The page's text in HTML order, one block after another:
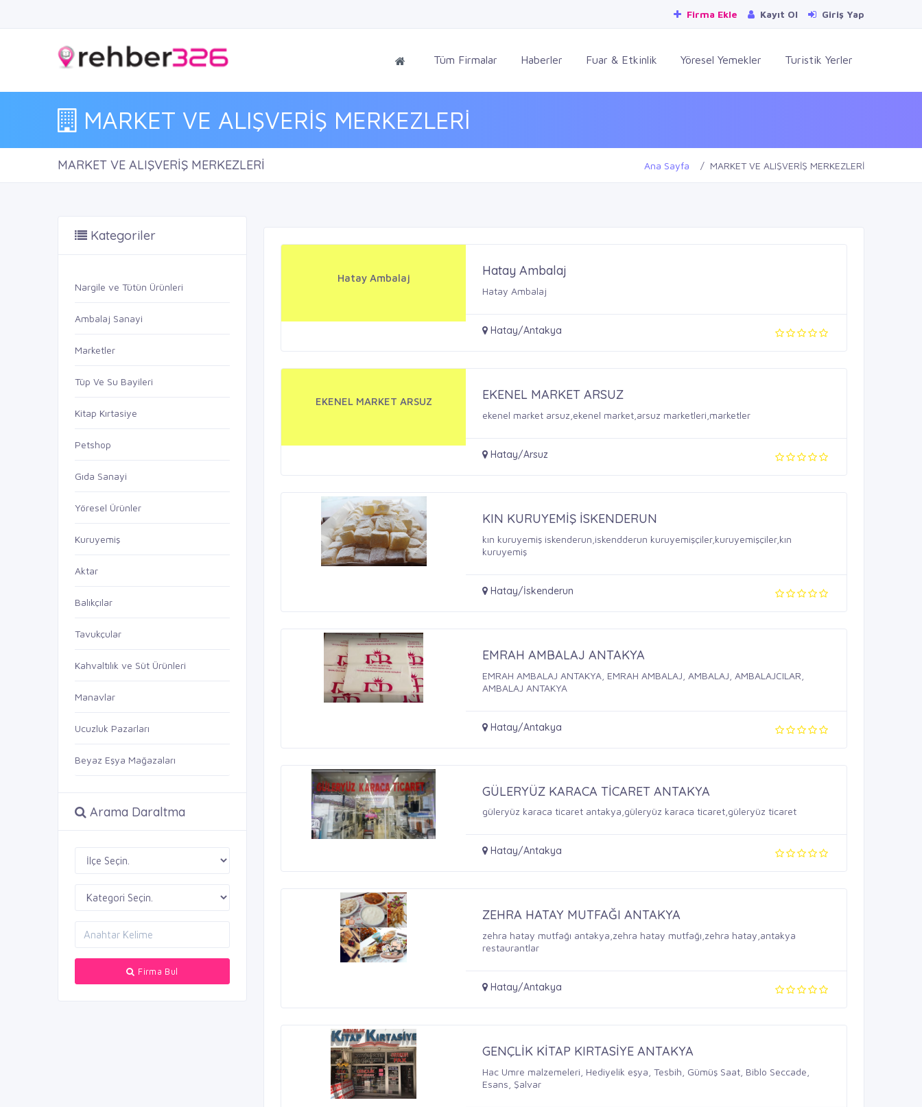
Firma Ekle Kayıt Ol Giriş Yap
Tüm Firmalar Haberler Fuar & Etkinlik Yöresel Yemekler Turistik Yerler
MARKET VE ALIŞVERİŞ MERKEZLERİ
MARKET VE ALIŞVERİŞ MERKEZLERİ Ana Sayfa MARKET VE ALIŞVERİŞ MERKEZLERİ
Kategoriler
Nargile ve Tütün Ürünleri
Ambalaj Sanayi
Marketler
Tüp Ve Su Bayileri
Kitap Kırtasiye
Petshop
Gıda Sanayi
Yöresel Ürünler
Kuruyemiş
Aktar
Balıkçılar
Tavukçular
Kahvaltılık ve Süt Ürünleri
Manavlar
Ucuzluk Pazarları
Beyaz Eşya Mağazaları
Arama Daraltma
Firma Bul
Hatay Ambalaj Hatay Ambalaj
Hatay Ambalaj
Hatay/Antakya
EKENEL MARKET ARSUZ EKENEL MARKET ARSUZ
ekenel market arsuz,ekenel market,arsuz marketleri,marketler
Hatay/Arsuz
KIN KURUYEMİŞ İSKENDERUN
kın kuruyemiş iskenderun,iskendderun kuruyemişçiler,kuruyemişçiler,kın
kuruyemiş
Hatay/İskenderun
EMRAH AMBALAJ ANTAKYA
EMRAH AMBALAJ ANTAKYA, EMRAH AMBALAJ, AMBALAJ, AMBALAJCILAR,
AMBALAJ ANTAKYA
Hatay/Antakya
GÜLERYÜZ KARACA TİCARET ANTAKYA
güleryüz karaca ticaret antakya,güleryüz karaca ticaret,güleryüz ticaret
Hatay/Antakya
ZEHRA HATAY MUTFAĞI ANTAKYA
zehra hatay mutfağı antakya,zehra hatay mutfağı,zehra hatay,antakya
restaurantlar
Hatay/Antakya
GENÇLİK KİTAP KIRTASİYE ANTAKYA
Hac Umre malzemeleri, Hediyelik eşya, Tesbih, Gümüş Saat, Biblo Seccade,
Esans, Şalvar